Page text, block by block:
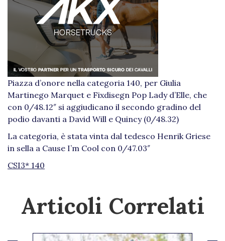
Piazza d’onore nella categoria 140, per Giulia
Martinego Marquet e Fixdisegn Pop Lady d’Elle, che
con 0/48.12″ si aggiudicano il secondo gradino del
podio davanti a David Will e Quincy (0/48.32)
La categoria, è stata vinta dal tedesco Henrik Griese
in sella a Cause I’m Cool con 0/47.03″
CSI3* 140
Articoli Correlati